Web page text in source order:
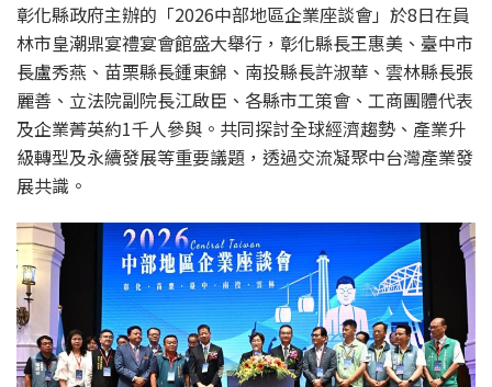
彰化縣政府主辦的「2026中部地區企業座談會」於8日在員
林市皇潮鼎宴禮宴會館盛大舉行，彰化縣長王惠美、臺中市
長盧秀燕、苗栗縣長鍾東錦、南投縣長許淑華、雲林縣長張
麗善、立法院副院長江啟臣、各縣市工策會、工商團體代表
及企業菁英約1千人參與。共同探討全球經濟趨勢、產業升
級轉型及永續發展等重要議題，透過交流凝聚中台灣產業發
展共識。